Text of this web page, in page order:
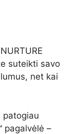
suteikti savo
net kai
patogiau
pagalvėlė –